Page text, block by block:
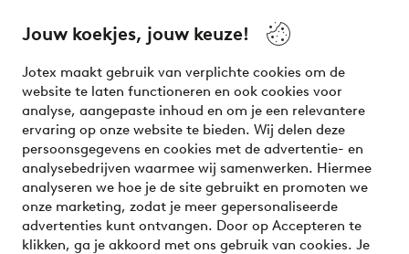
Jouw koekjes, jouw keuze!
Jotex maakt gebruik van verplichte cookies om de
website te laten functioneren en ook cookies voor
analyse, aangepaste inhoud en om je een relevantere
ervaring op onze website te bieden. Wij delen deze
persoonsgegevens en cookies met de advertentie- en
analysebedrijven waarmee wij samenwerken. Hiermee
analyseren we hoe je de site gebruikt en promoten we
onze marketing, zodat je meer gepersonaliseerde
advertenties kunt ontvangen. Door op Accepteren te
klikken, ga je akkoord met ons gebruik van cookies. Je
your wardrobe. Your next inspiring look is here!
Veilig betalen - Nu betalen of opsplitsen
Wil je meer weten over onze betaalopties?